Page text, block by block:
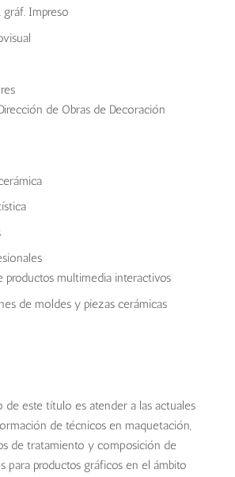
gráf. Impreso
de Obras de Decoración
productos multimedia interactivos
de moldes y piezas cerámicas
de este título es atender a las actuales
de técnicos en maquetación,
de tratamiento y composición de
para productos gráficos en el ámbito